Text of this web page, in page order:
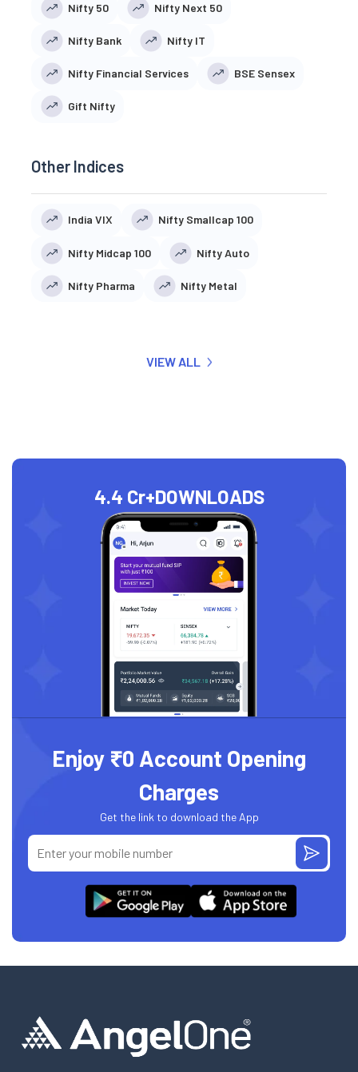
Nifty 50 Nifty Next 50
Nifty Bank Nifty IT
Nifty Financial Services BSE Sensex
Gift Nifty
Other Indices
India VIX Nifty Smallcap 100
Nifty Midcap 100 Nifty Auto
Nifty Pharma Nifty Metal
VIEW ALL
4.4 Cr+DOWNLOADS
Enjoy ₹0 Account Opening
Charges
Get the link to download the App